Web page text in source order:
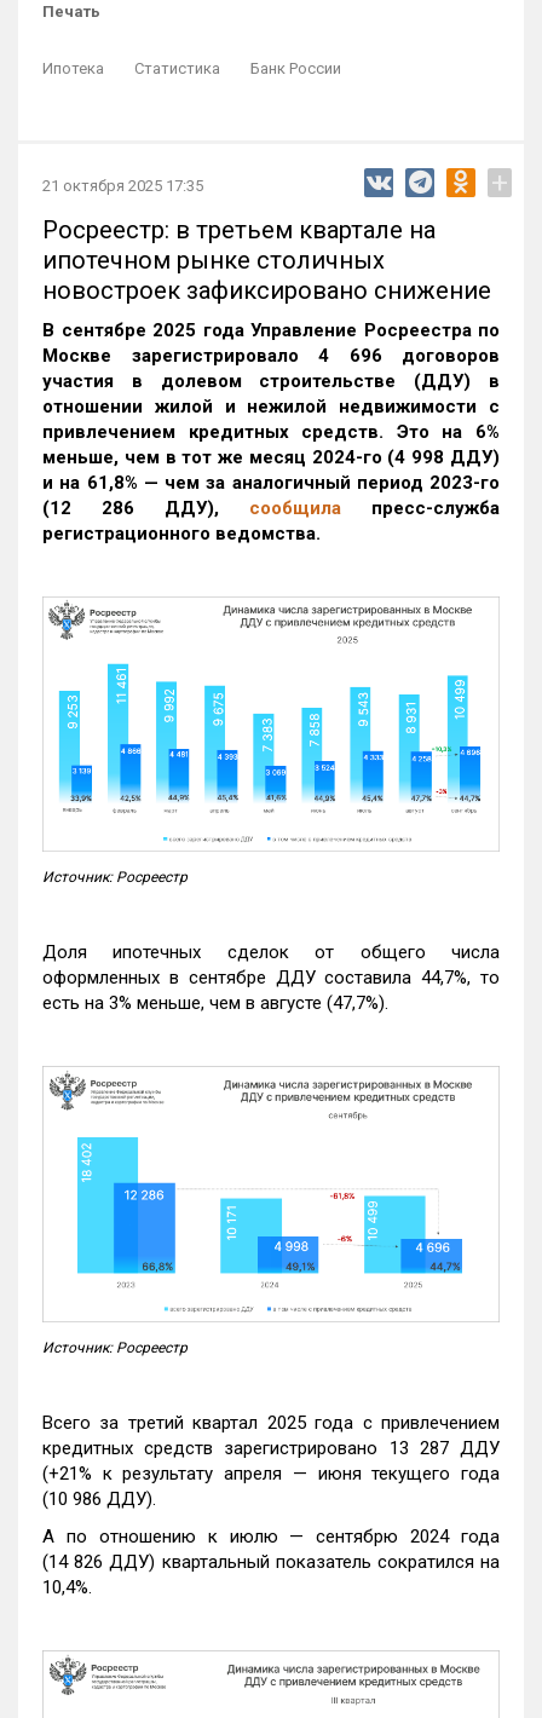
Печать
Ипотека Статистика Банк России
21 октября 2025 17:35 +
Росреестр: в третьем квартале на
ипотечном рынке столичных
новостроек зафиксировано снижение
В сентябре 2025 года Управление Росреестра по
Москве зарегистрировало 4 696 договоров
участия в долевом строительстве (ДДУ) в
отношении жилой и нежилой недвижимости с
привлечением кредитных средств. Это на 6%
меньше, чем в тот же месяц 2024-го (4 998 ДДУ)
и на 61,8% — чем за аналогичный период 2023-го
(12 286 ДДУ), сообщила пресс-служба
регистрационного ведомства.
Источник: Росреестр
Доля ипотечных сделок от общего числа
оформленных в сентябре ДДУ составила 44,7%, то
есть на 3% меньше, чем в августе (47,7%).
Источник: Росреестр
Всего за третий квартал 2025 года с привлечением
кредитных средств зарегистрировано 13 287 ДДУ
(+21% к результату апреля — июня текущего года
(10 986 ДДУ).
А по отношению к июлю — сентябрю 2024 года
(14 826 ДДУ) квартальный показатель сократился на
10,4%.